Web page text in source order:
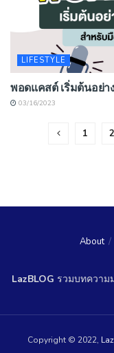
LIFESTYLE
พอดแคสต์ เริ่มต้นอย่า
03/16/2023
1 2
About
LazBLOG รวมบทความ
Copyright © 2022,